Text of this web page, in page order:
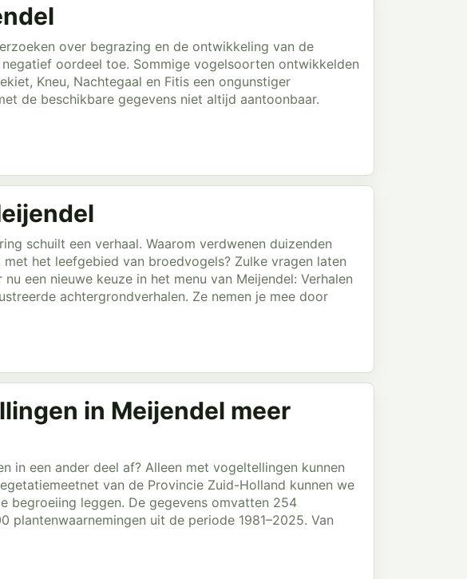
over begrazing en de ontwikkeling van de
oordeel toe. Sommige vogelsoorten ontwikkelden
Kneu, Nachtegaal en Fitis een ongunstiger
de beschikbare gegevens niet altijd aantoonbaar.
schuilt een verhaal. Waarom verdwenen duizenden
het leefgebied van broedvogels? Zulke vragen laten
een nieuwe keuze in het menu van Meijendel: Verhalen
achtergrondverhalen. Ze nemen je mee door
in Meijendel meer
in een ander deel af? Alleen met vogeltellingen kunnen
van de Provincie Zuid-Holland kunnen we
begroeiing leggen. De gegevens omvatten 254
plantenwaarnemingen uit de periode 1981–2025. Van